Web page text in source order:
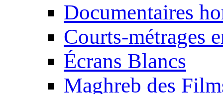
Documentaires
Courts-métrages
Écrans Blancs
Maghreb des